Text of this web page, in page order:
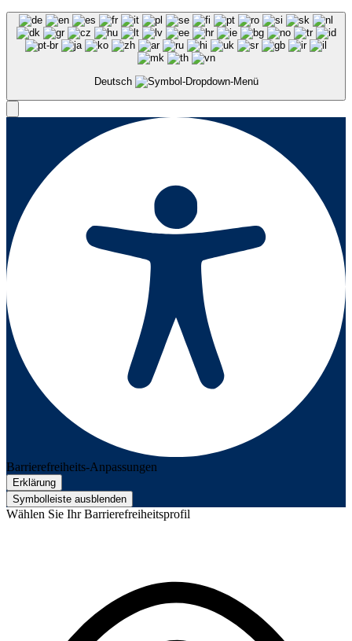
Deutsch
Barrierefreiheits-Anpassungen
Erklärung
Symbolleiste ausblenden
Wählen Sie Ihr Barrierefreiheitsprofil